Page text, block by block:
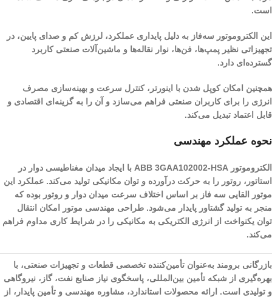
است.
این الکتروموتور سه‌فاز به دلیل پایداری عملکرد، لرزش کم و صدای پایین، در
تجهیزاتی نظیر پمپ‌ها، فن‌ها، نوار نقاله‌ها و ماشین‌آلات صنعتی کاربرد
گسترده‌ای دارد.
همچنین امکان کوپل شدن با اینورتر، کنترل سرعت و بهینه‌سازی مصرف
انرژی را برای کاربران صنعتی فراهم می‌سازد و آن را به گزینه‌ای اقتصادی و
قابل اعتماد تبدیل می‌کند.
نحوه عملکرد مهندسی
الکتروموتور ABB 3GAA102002-HSA با ایجاد میدان مغناطیسی دوار در
استاتور، روتور را به حرکت درآورده و توان مکانیکی تولید می‌کند. عملکرد این
موتور القایی سه فاز بر اساس اختلاف سرعت میدان دوار و روتور بوده که
منجر به تولید گشتاور پایدار می‌شود. طراحی مهندسی موتور امکان انتقال
توان یکنواخت از انرژی الکتریکی به مکانیکی را در شرایط کاری مداوم فراهم
می‌کند.
بازرگانی برومند به‌عنوان تأمین‌کننده تخصصی قطعات و تجهیزات صنعتی، با
بهره‌گیری از شبکه تأمین بین‌المللی، پاسخگوی نیاز صنایع نفت، گاز، نیروگاهی
و تولیدی است. ارائه محصولات استاندارد، مشاوره مهندسی و تأمین پایدار، از